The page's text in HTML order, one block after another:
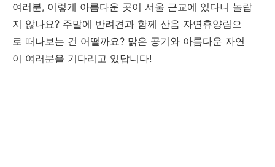
여러분, 이렇게 아름다운 곳이 서울 근교에 있다니 놀랍
지 않나요? 주말에 반려견과 함께 산음 자연휴양림으
로 떠나보는 건 어떨까요? 맑은 공기와 아름다운 자연
이 여러분을 기다리고 있답니다!